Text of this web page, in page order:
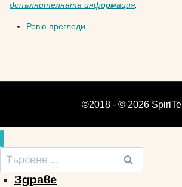
допълнителната информация.
Ревю прегледи
©2018 - © 2026 SpiriTell
Търсене
за:
Здраве